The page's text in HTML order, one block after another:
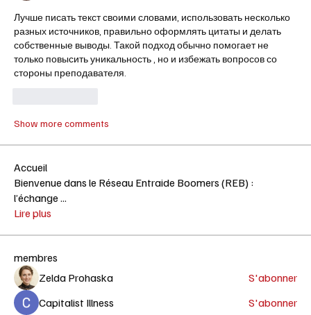
Лучше писать текст своими словами, использовать несколько
разных источников, правильно оформлять цитаты и делать
собственные выводы. Такой подход обычно помогает не
только повысить уникальность , но и избежать вопросов со
стороны преподавателя.
Show more comments
Accueil
Bienvenue dans le Réseau Entraide Boomers (REB) :
l’échange...
Lire plus
membres
Zelda Prohaska
S'abonner
Capitalist Illness
S'abonner